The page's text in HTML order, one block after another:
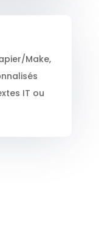
Make,
IT ou